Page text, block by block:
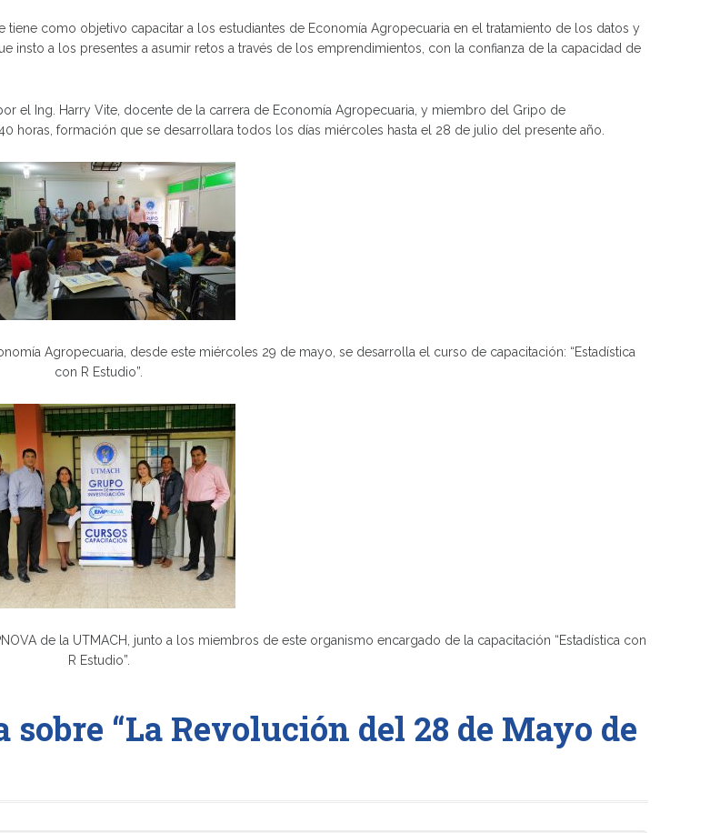
tiene como objetivo capacitar a los estudiantes de Economía Agropecuaria en el tratamiento de los datos y
insto a los presentes a asumir retos a través de los emprendimientos, con la confianza de la capacidad de
el Ing. Harry Vite, docente de la carrera de Economía Agropecuaria, y miembro del Gripo de
horas, formación que se desarrollara todos los días miércoles hasta el 28 de julio del presente año.
Agropecuaria, desde este miércoles 29 de mayo, se desarrolla el curso de capacitación: “Estadística
con R Estudio”.
de la UTMACH, junto a los miembros de este organismo encargado de la capacitación “Estadística con
R Estudio”.
“La Revolución del 28 de Mayo de